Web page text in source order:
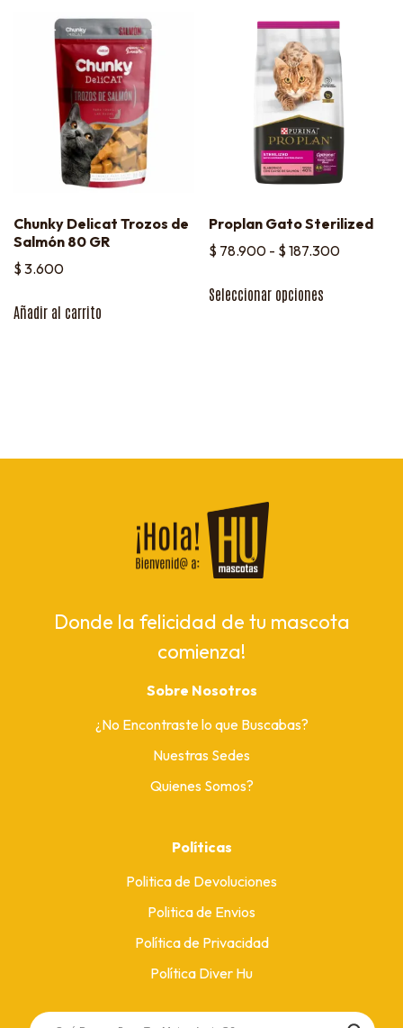
Chunky Delicat Trozos de
Salmón 80 GR
$ 3.600
Añadir al carrito
Proplan Gato Sterilized
$ 78.900 - $ 187.300
Seleccionar opciones
Donde la felicidad de tu mascota
comienza!
Sobre Nosotros
¿No Encontraste lo que Buscabas?
Nuestras Sedes
Quienes Somos?
Políticas
Politica de Devoluciones
Politica de Envios
Política de Privacidad
Política Diver Hu